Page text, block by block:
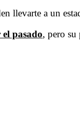
llevarte a un
pasado, pero su